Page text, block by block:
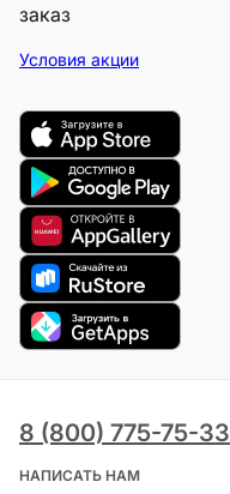
заказ
Условия акции
8 (800) 775-75-33
НАПИСАТЬ НАМ